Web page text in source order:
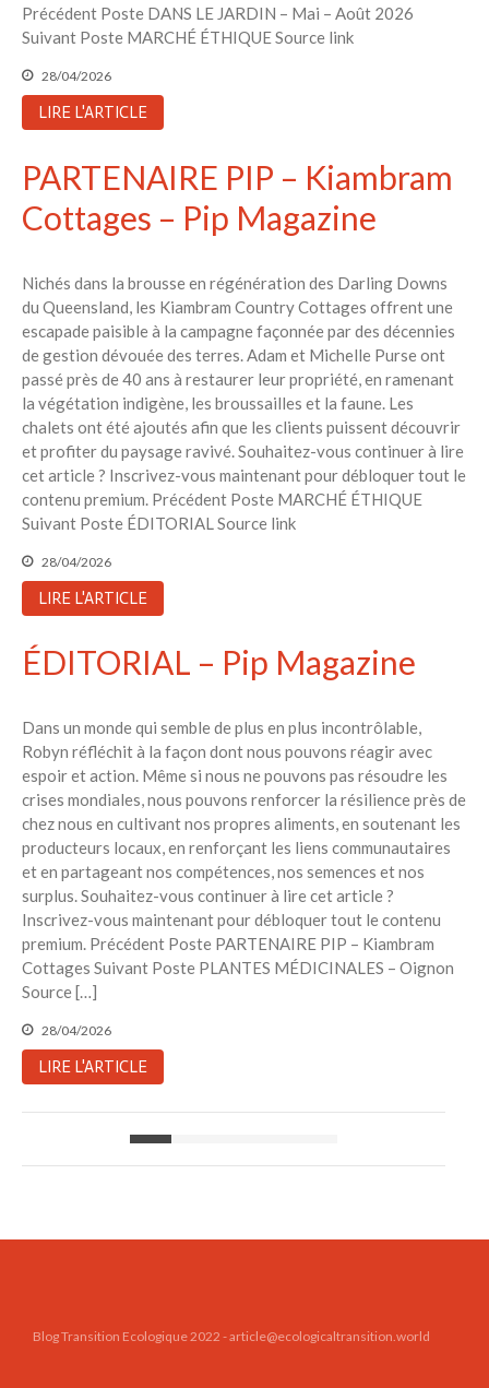
Précédent Poste DANS LE JARDIN – Mai – Août 2026
Suivant Poste MARCHÉ ÉTHIQUE Source link
28/04/2026
LIRE L'ARTICLE
PARTENAIRE PIP – Kiambram
Cottages – Pip Magazine
Nichés dans la brousse en régénération des Darling Downs
du Queensland, les Kiambram Country Cottages offrent une
escapade paisible à la campagne façonnée par des décennies
de gestion dévouée des terres. Adam et Michelle Purse ont
passé près de 40 ans à restaurer leur propriété, en ramenant
la végétation indigène, les broussailles et la faune. Les
chalets ont été ajoutés afin que les clients puissent découvrir
et profiter du paysage ravivé. Souhaitez-vous continuer à lire
cet article ? Inscrivez-vous maintenant pour débloquer tout le
contenu premium. Précédent Poste MARCHÉ ÉTHIQUE
Suivant Poste ÉDITORIAL Source link
28/04/2026
LIRE L'ARTICLE
ÉDITORIAL – Pip Magazine
Dans un monde qui semble de plus en plus incontrôlable,
Robyn réfléchit à la façon dont nous pouvons réagir avec
espoir et action. Même si nous ne pouvons pas résoudre les
crises mondiales, nous pouvons renforcer la résilience près de
chez nous en cultivant nos propres aliments, en soutenant les
producteurs locaux, en renforçant les liens communautaires
et en partageant nos compétences, nos semences et nos
surplus. Souhaitez-vous continuer à lire cet article ?
Inscrivez-vous maintenant pour débloquer tout le contenu
premium. Précédent Poste PARTENAIRE PIP – Kiambram
Cottages Suivant Poste PLANTES MÉDICINALES – Oignon
Source […]
28/04/2026
LIRE L'ARTICLE
Blog Transition Ecologique 2022 - article@ecologicaltransition.world